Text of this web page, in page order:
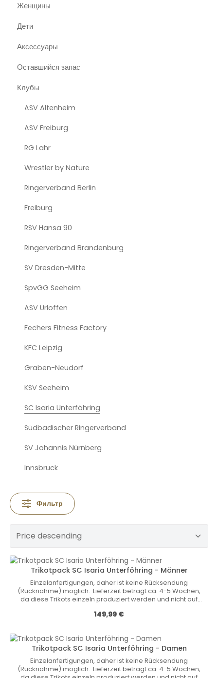
Женщины
Дети
Аксессуары
Оставшийся запас
Клубы
ASV Altenheim
ASV Freiburg
RG Lahr
Wrestler by Nature
Ringerverband Berlin
Freiburg
RSV Hansa 90
Ringerverband Brandenburg
SV Dresden-Mitte
SpvGG Seeheim
ASV Urloffen
Fechers Fitness Factory
KFC Leipzig
Graben-Neudorf
KSV Seeheim
SC Isaria Unterföhring
Südbadischer Ringerverband
SV Johannis Nürnberg
Innsbruck
Фильтр
Trikotpack SC Isaria Unterföhring - Männer
Einzelanfertigungen, daher ist keine Rücksendung
(Rücknahme) möglich. Lieferzeit beträgt ca. 4-5 Wochen,
da diese Trikots einzeln produziert werden und nicht auf
diese Trikots nicht verkaufen. • internationaler Stand
Hochrutschen des Trikots an den Beinen• 70 %
Polyester / 30 % Elastan Größen Kinder: 116 / 128 / 140 / 152 /
164 Größen Herren: S / M / L / XL / XXL / 3XL Größen Damen:
32 / 34 / 36 / 38 / 40 / 42 / 44 / 46
Обычная цена:
149,99 €
Trikotpack SC Isaria Unterföhring - Damen
Einzelanfertigungen, daher ist keine Rücksendung
(Rücknahme) möglich. Lieferzeit beträgt ca. 4-5 Wochen,